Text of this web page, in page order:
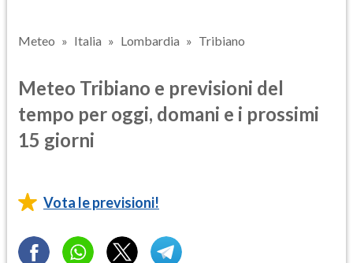
Meteo Italia Lombardia Tribiano
Meteo Tribiano e previsioni del
tempo per oggi, domani e i prossimi
15 giorni
Vota le previsioni!